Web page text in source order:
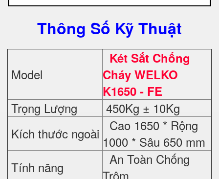
Thông Số Kỹ Thuật
Model
Két Sắt Chống
Cháy WELKO
K1650 - FE
Trọng Lượng
450Kg ± 10Kg
Kích thước ngoài
Cao 1650 * Rộng
1000 * Sâu 650 mm
Tính năng
An Toàn Chống
Trộm